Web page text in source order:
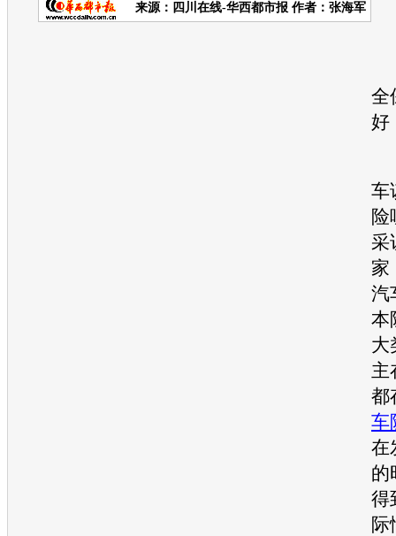
来源： 四川在线-华西都市报 作者：张海军
全
好
车
险
采
家
汽
本
大
主
都
车
在
的
得
际